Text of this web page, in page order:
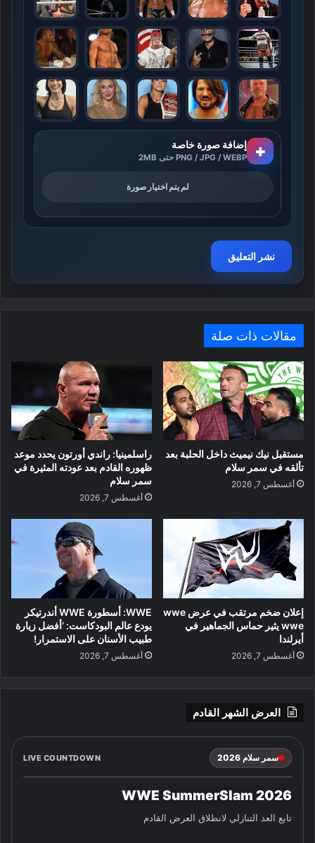
+ إضافة صورة خاصة
PNG / JPG / WEBP حتى 2MB
لم يتم اختيار صورة
مقالات ذات صلة
مستقبل نيك نيميث داخل الحلبة بعد
تألقه في سمر سلام
أغسطس 7, 2026
راسلمينيا: راندي أورتون يحدد موعد
ظهوره القادم بعد عودته المثيرة في
سمر سلام
أغسطس 7, 2026
إعلان ضخم مرتقب في عرض wwe
wwe يثير حماس الجماهير في
أيرلندا
أغسطس 7, 2026
WWE: أسطورة WWE أندرتيكر
يودع عالم البودكاست: ‘أفضل زيارة
طبيب الأسنان على الاستمرار!
أغسطس 7, 2026
العرض الشهر القادم
سمر سلام 2026 LIVE COUNTDOWN
WWE SummerSlam 2026
تابع العد التنازلي لانطلاق العرض القادم